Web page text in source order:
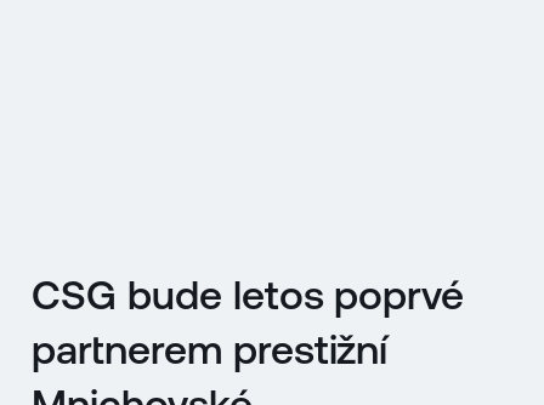
CSG bude letos poprvé
partnerem prestižní